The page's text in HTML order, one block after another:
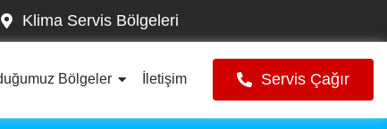
Klima Servis Bölgeleri
Bölgeler İletişim Servis Çağır